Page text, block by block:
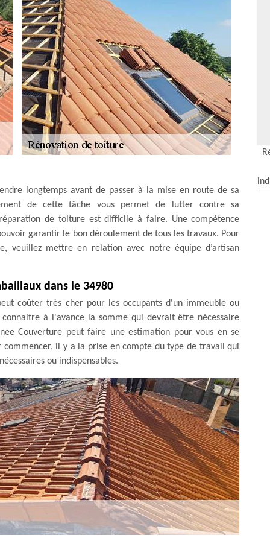
longtemps avant de passer à la mise en route de sa
de cette tâche vous permet de lutter contre sa
de toiture est difficile à faire. Une compétence
garantir le bon déroulement de tous les travaux. Pour
veuillez mettre en relation avec notre équipe d’artisan
dans le 34980
coûter très cher pour les occupants d'un immeuble ou
à l'avance la somme qui devrait être nécessaire
Couverture peut faire une estimation pour vous en se
il y a la prise en compte du type de travail qui
ou indispensables.